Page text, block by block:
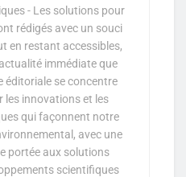
- Les solutions pour
rédigés avec un souci
en restant accessibles,
immédiate que
éditoriale se concentre
les innovations et les
qui façonnent notre
avec une
portée aux solutions
scientifiques